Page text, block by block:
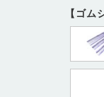
【ゴム